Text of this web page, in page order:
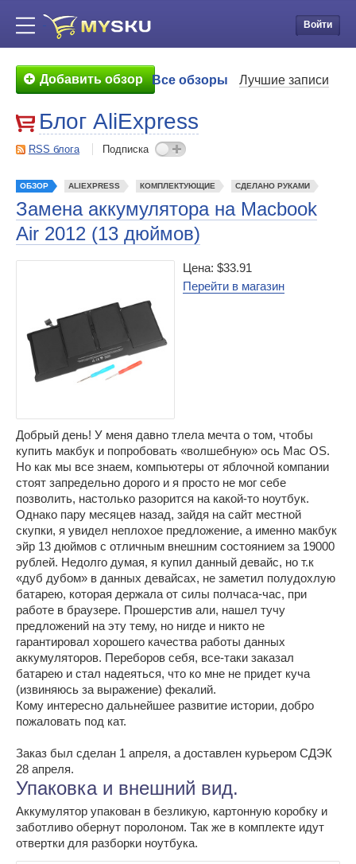
Войти
Добавить обзор Все обзоры Лучшие записи
Блог AliExpress
RSS блога Подписка
ОБЗОР ALIEXPRESS КОМПЛЕКТУЮЩИЕ СДЕЛАНО РУКАМИ
Замена аккумулятора на Macbook
Air 2012 (13 дюймов)
Цена: $33.91
Перейти в магазин
Добрый день! У меня давно тлела мечта о том, чтобы
купить макбук и попробовать «волшебную» ось Mac OS.
Но как мы все знаем, компьютеры от яблочной компании
стоят запредельно дорого и я просто не мог себе
позволить, настолько разорится на какой-то ноутбук.
Однако пару месяцев назад, зайдя на сайт местной
скупки, я увидел неплохое предложение, а именно макбук
эйр 13 дюймов с отличным внешним состоянием за 19000
рублей. Недолго думая, я купил данный девайс, но т.к
«дуб дубом» в данных девайсах, не заметил полудохлую
батарею, которая держала от силы полчаса-час, при
работе в браузере. Прошерстив али, нашел тучу
предложений на эту тему, но нигде и никто не
гарантировал хорошего качества работы данных
аккумуляторов. Переборов себя, все-таки заказал
батарею и стал надеяться, что ко мне не придет куча
(извиняюсь за выражение) фекалий.
Кому интересно дальнейшее развитие истории, добро
пожаловать под кат.
Заказ был сделан 1 апреля, а доставлен курьером СДЭК
28 апреля.
Упаковка и внешний вид.
Аккумулятор упакован в безликую, картонную коробку и
заботливо обернут поролоном. Так же в комплекте идут
отвертки для разборки ноутбука.